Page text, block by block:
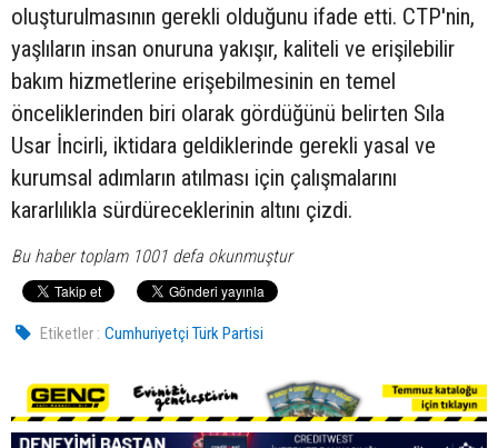
oluşturulmasının gerekli olduğunu ifade etti. CTP'nin,
yaşlıların insan onuruna yakışır, kaliteli ve erişilebilir
bakım hizmetlerine erişebilmesinin en temel
önceliklerinden biri olarak gördüğünü belirten Sıla
Usar İncirli, iktidara geldiklerinde gerekli yasal ve
kurumsal adımların atılması için çalışmalarını
kararlılıkla sürdüreceklerinin altını çizdi.
Bu haber toplam 1001 defa okunmuştur
Etiketler : Cumhuriyetçi Türk Partisi